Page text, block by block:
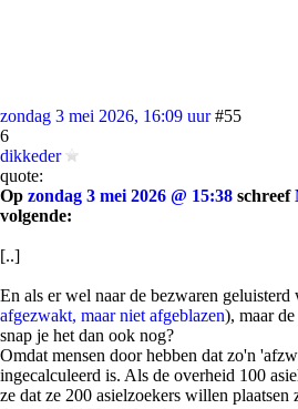
zondag 3 mei 2026, 16:09 uur #55
6
dikkeder
quote:
Op zondag 3 mei 2026 @ 15:38 schreef
volgende:
[..]
En als er wel naar de bezwaren geluisterd
afgezwakt, maar niet afgeblazen), maar
snap je het dan ook nog?
Omdat mensen door hebben dat zo'n
ingecalculeerd is. Als de overheid 100
ze dat ze 200 asielzoekers willen plaatsen